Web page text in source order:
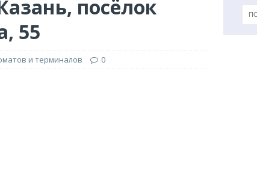
посёлок
55
и терминалов 0